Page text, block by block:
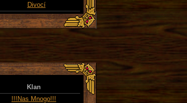
Divocí
Klan
!!!Nas Mnogo!!!